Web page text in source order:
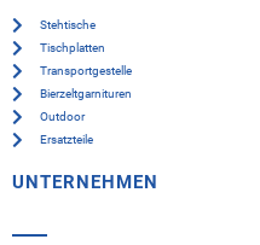
Stehtische
Tischplatten
Transportgestelle
Bierzeltgarnituren
Outdoor
Ersatzteile
UNTERNEHMEN